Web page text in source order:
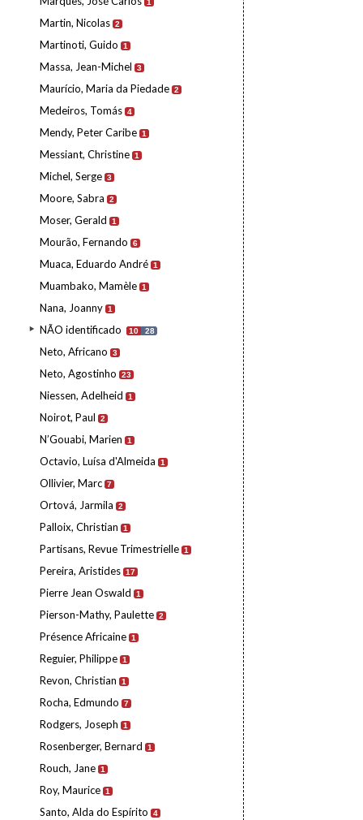
1
Martin, Nicolas 2
Martinoti, Guido 1
Massa, Jean-Michel 3
Maurício, Maria da Piedade 2
Medeiros, Tomás 4
Mendy, Peter Caribe 1
Messiant, Christine 1
Michel, Serge 3
Moore, Sabra 2
Moser, Gerald 1
Mourão, Fernando 6
Muaca, Eduardo André 1
Muambako, Mamèle 1
Nana, Joanny 1
NÃO identificado 10 28
Neto, Africano 3
Neto, Agostinho 23
Niessen, Adelheid 1
Noirot, Paul 2
N’Gouabi, Marien 1
Octavio, Luísa d'Almeida 1
Ollivier, Marc 7
Ortová, Jarmila 2
Palloix, Christian 1
Partisans, Revue Trimestrielle 1
Pereira, Aristides 17
Pierre Jean Oswald 1
Pierson-Mathy, Paulette 2
Présence Africaine 1
Reguier, Philippe 1
Revon, Christian 1
Rocha, Edmundo 7
Rodgers, Joseph 1
Rosenberger, Bernard 1
Rouch, Jane 1
Roy, Maurice 1
Santo, Alda do Espírito 4